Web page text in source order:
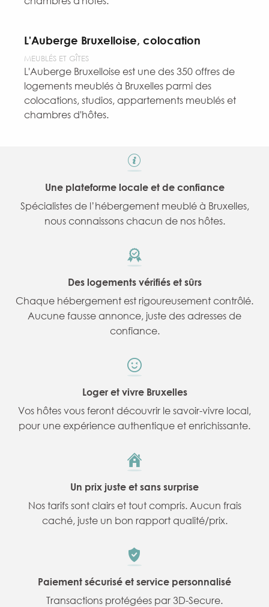
L'Auberge Bruxelloise, colocation
MEUBLÉS ET GÎTES
L'Auberge Bruxelloise est une des 350 offres de
logements meublés à Bruxelles parmi des
colocations, studios, appartements meublés et
chambres d'hôtes.
Une plateforme locale et de confiance
Spécialistes de l’hébergement meublé à Bruxelles,
nous connaissons chacun de nos hôtes.
Des logements vérifiés et sûrs
Chaque hébergement est rigoureusement contrôlé.
Aucune fausse annonce, juste des adresses de
confiance.
Loger et vivre Bruxelles
Vos hôtes vous feront découvrir le savoir-vivre local,
pour une expérience authentique et enrichissante.
Un prix juste et sans surprise
Nos tarifs sont clairs et tout compris. Aucun frais
caché, juste un bon rapport qualité/prix.
Paiement sécurisé et service personnalisé
Transactions protégées par 3D-Secure.